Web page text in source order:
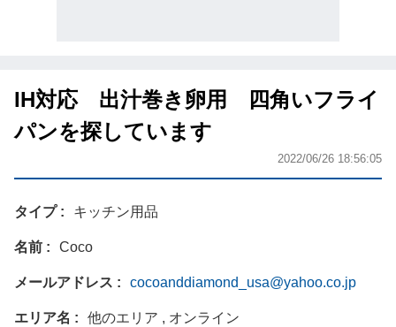
IH対応 出汁巻き卵用 四角いフライ
パンを探しています
2022/06/26 18:56:05
タイプ キッチン用品
名前 Coco
メールアドレス cocoanddiamond_usa@yahoo.co.jp
エリア名 他のエリア , オンライン